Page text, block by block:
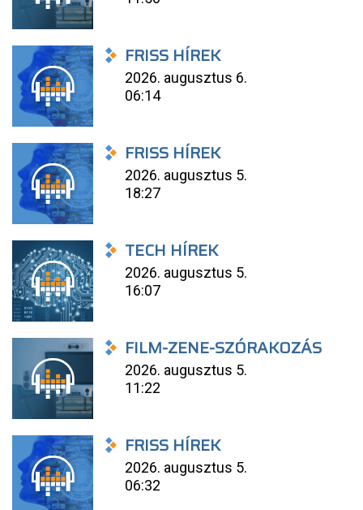
FRISS HÍREK
2026. augusztus 6.
06:14
FRISS HÍREK
2026. augusztus 5.
18:27
TECH HÍREK
2026. augusztus 5.
16:07
FILM-ZENE-SZÓRAKOZÁS
2026. augusztus 5.
11:22
FRISS HÍREK
2026. augusztus 5.
06:32